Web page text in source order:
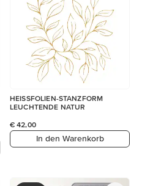
HEISSFOLIEN-STANZFORM
LEUCHTENDE NATUR
€ 42,00
In den Warenkorb